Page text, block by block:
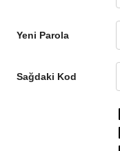
Yeni Parola
Sağdaki Kod